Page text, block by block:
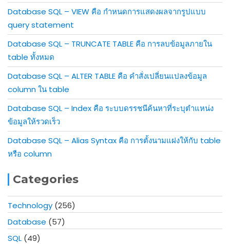
Database SQL – VIEW คือ กำหนดการแสดงผลจากรูปแบบ
query statement
Database SQL – TRUNCATE TABLE คือ การลบข้อมูลภายใน
table ทั้งหมด
Database SQL – ALTER TABLE คือ คำสั่งเปลี่ยนแปลงข้อมูล
column ใน table
Database SQL – Index คือ ระบบดรรชนีค้นหาที่ระบุตำแหน่ง
ข้อมูลให้รวดเร็ว
Database SQL – Alias Syntax คือ การตั้งนามแฝงให้กับ table
หรือ column
Categories
Technology (256)
Database (57)
SQL (49)